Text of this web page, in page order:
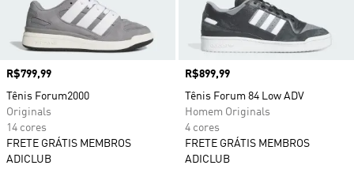
Preço
R$799,99
Tênis Forum2000
Originals
14 cores
FRETE GRÁTIS MEMBROS
ADICLUB
Preço
R$899,99
Tênis Forum 84 Low ADV
Homem Originals
4 cores
FRETE GRÁTIS MEMBROS
ADICLUB